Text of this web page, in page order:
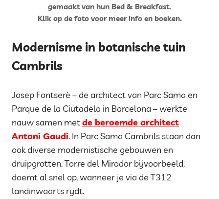
gemaakt van hun Bed & Breakfast.
Klik op de foto voor meer info en boeken.
Modernisme in botanische tuin
Cambrils
Josep Fontserè – de architect van Parc Sama en
Parque de la Ciutadela in Barcelona – werkte
nauw samen metde beroemde architect
Antoni Gaudi. In Parc Sama Cambrils staan dan
ook diverse modernistische gebouwen en
druipgrotten. Torre del Mirador bijvoorbeeld,
doemt al snel op, wanneer je via de T312
landinwaarts rijdt.